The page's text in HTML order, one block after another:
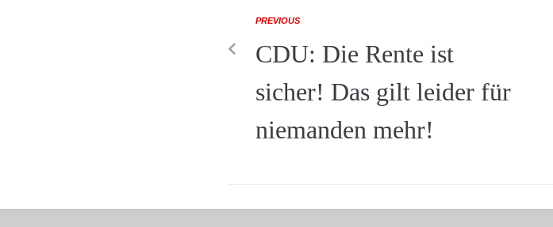
PREVIOUS
CDU: Die Rente ist
sicher! Das gilt leider für
niemanden mehr!